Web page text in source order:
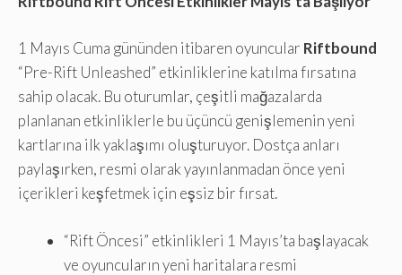
1 Mayıs Cuma gününden itibaren oyuncular Riftbound
“Pre-Rift Unleashed” etkinliklerine katılma fırsatına
sahip olacak. Bu oturumlar, çeşitli mağazalarda
planlanan etkinliklerle bu üçüncü genişlemenin yeni
kartlarına ilk yaklaşımı oluşturuyor. Dostça anları
paylaşırken, resmi olarak yayınlanmadan önce yeni
içerikleri keşfetmek için eşsiz bir fırsat.
“Rift Öncesi” etkinlikleri 1 Mayıs’ta başlayacak
ve oyuncuların yeni haritalara resmi